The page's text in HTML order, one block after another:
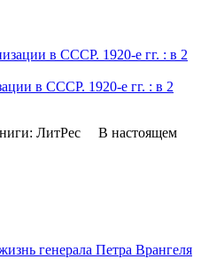
в СССР. 1920-е гг. : в 2
ЛитРес В настоящем